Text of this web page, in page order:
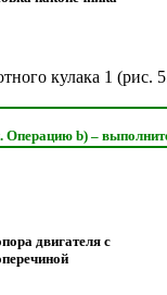
кулака 1 (рис.
b) –
двигателя с